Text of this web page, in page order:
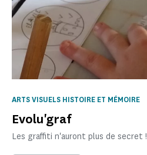
Evolu'graf
ARTS VISUELS HISTOIRE ET MÉMOIRE
Les graffiti n'auront plus de secret !